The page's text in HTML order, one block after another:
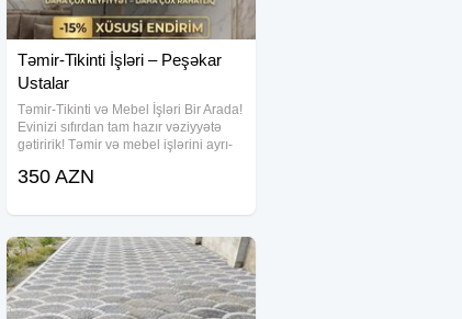
Təmir-Tikinti İşləri – Peşəkar
Ustalar
Təmir-Tikinti və Mebel İşləri Bir Arada!
Evinizi sıfırdan tam hazır vəziyyətə
gətiririk! Təmir və mebel işlərini ayrı-
komandaya həvalə edin - vaxtınıza və
350 AZN